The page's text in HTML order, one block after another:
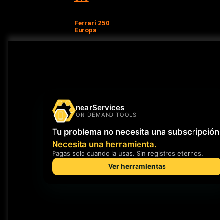
Ferrari 250
Europa